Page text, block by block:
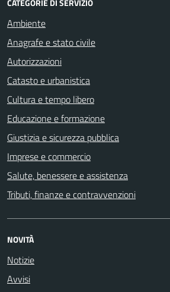
CATEGORIE DI SERVIZIO
Ambiente
Anagrafe e stato civile
Autorizzazioni
Catasto e urbanistica
Cultura e tempo libero
Educazione e formazione
Giustizia e sicurezza pubblica
Imprese e commercio
Salute, benessere e assistenza
Tributi, finanze e contravvenzioni
NOVITÀ
Notizie
Avvisi